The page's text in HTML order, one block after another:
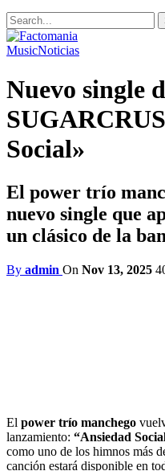
MusicNoticias
Nuevo single
Social»
El power trío
nuevo single que
un clásico de la
By admin On Nov 13, 2025
El power trío manchego
lanzamiento: “Ansiedad
como uno de los himnos más
canción estará disponible en